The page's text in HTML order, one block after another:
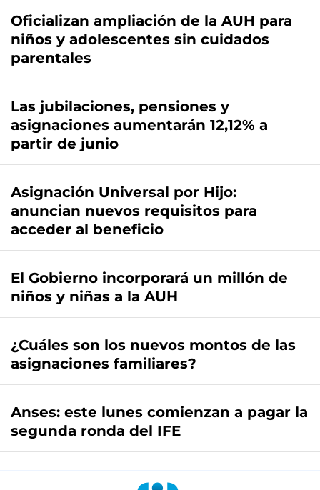
Oficializan ampliación de la AUH para
niños y adolescentes sin cuidados
parentales
Las jubilaciones, pensiones y
asignaciones aumentarán 12,12% a
partir de junio
Asignación Universal por Hijo:
anuncian nuevos requisitos para
acceder al beneficio
El Gobierno incorporará un millón de
niños y niñas a la AUH
¿Cuáles son los nuevos montos de las
asignaciones familiares?
Anses: este lunes comienzan a pagar la
segunda ronda del IFE